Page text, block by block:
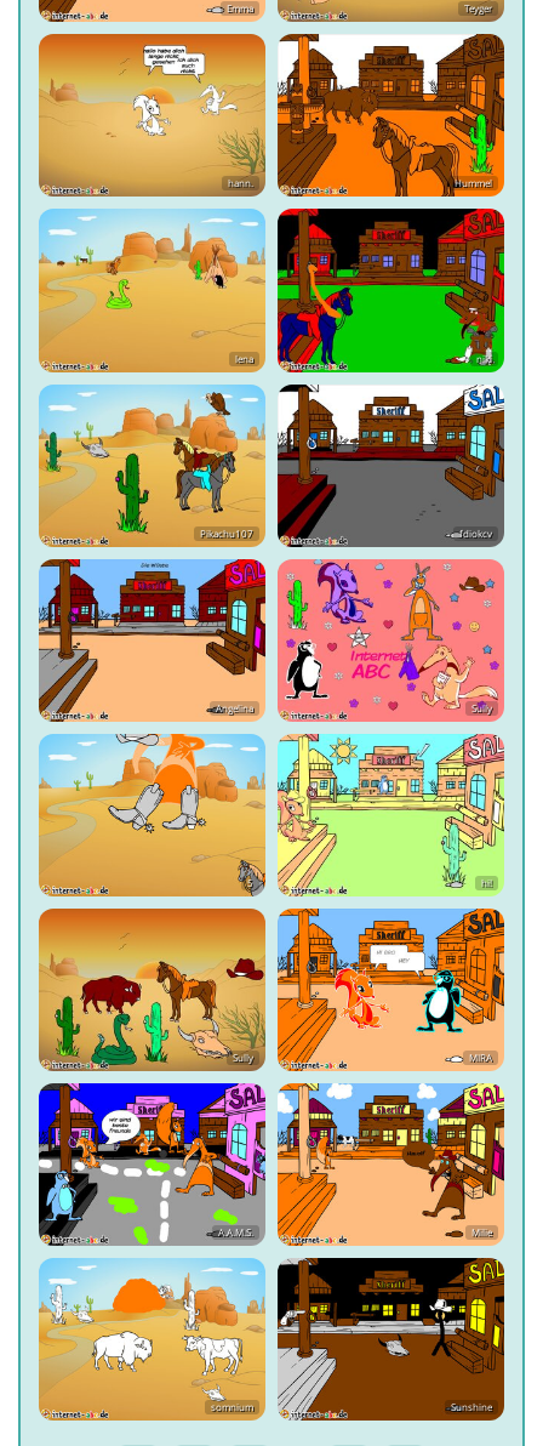
Emma Teyger
hann. Hummel
lena niki
Pikachu107 fdiokcv
Angelina Sully
5 hi!
Sully MIRA
A.A.M.S. Milie
somnium Sunshine